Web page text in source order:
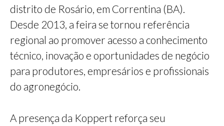
distrito de Rosário, em Correntina (BA).
Desde 2013, a feira se tornou referência
regional ao promover acesso a conhecimento
técnico, inovação e oportunidades de negócio
para produtores, empresários e profissionais
do agronegócio.
A presença da Koppert reforça seu